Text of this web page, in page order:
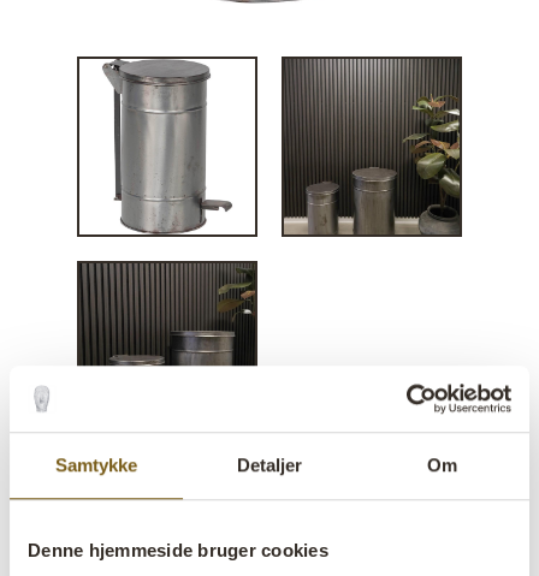
Samtykke Detaljer Om
Denne hjemmeside bruger cookies
Skraldespand med pedal - S